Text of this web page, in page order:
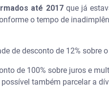
até 2017que já
o tempo de
de desconto de 12% sobre
de 100% sobre juros e
também parcelar a